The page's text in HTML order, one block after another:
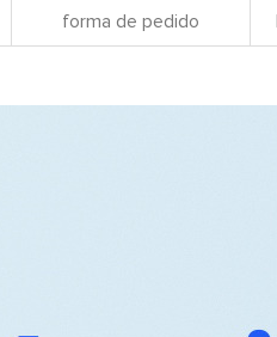
forma de pedido